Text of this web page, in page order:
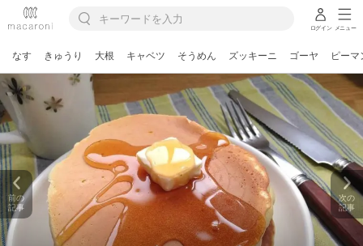
ログイン メニュー
なす きゅうり 大根 キャベツ そうめん ズッキーニ ゴーヤ ピーマ
前の
記事
次の
記事